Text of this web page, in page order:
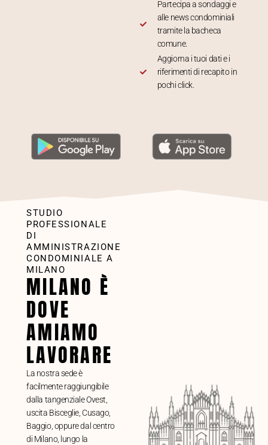
Partecipa a sondaggi e
alle news condominiali
tramite la bacheca
comune.
Aggiorna i tuoi dati e i
riferimenti di recapito in
pochi click.
STUDIO
PROFESSIONALE
DI
AMMINISTRAZIONE
CONDOMINIALE A
MILANO
MILANO È
DOVE
AMIAMO
LAVORARE
La nostra sede è
facilmente raggiungibile
dalla tangenziale Ovest,
uscita Bisceglie, Cusago,
Baggio, oppure dal centro
di Milano, lungo la